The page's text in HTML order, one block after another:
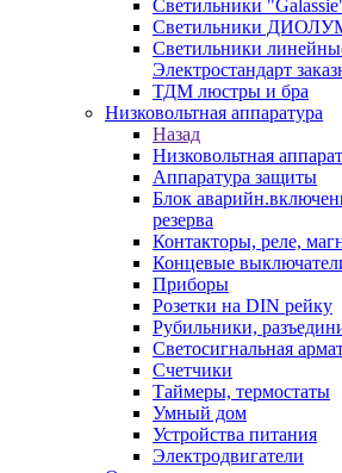
Светильники
Светильники
Светильники
Электростандарт
ТДМ люстры и бра
Низковольтная аппаратура
Назад
Низковольтная
Аппаратура защиты
Блок
резерва
Контакторы, реле,
Концевые
Приборы
Розетки на DIN рейку
Рубильники,
Светосигнальная
Счетчики
Таймеры, термостаты
Умный дом
Устройства питания
Электродвигатели